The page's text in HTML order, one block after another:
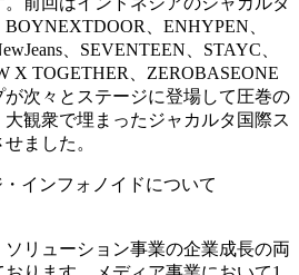
、ENHYPEN、
、SEVENTEEN、STAYC、
X TOGETHER、ZEROBASEONE
次々とステージに登場して圧巻の
観衆で埋まったジャカルタ国際ス
ました。
インフォノイドについて
リューション事業の企業成長の両